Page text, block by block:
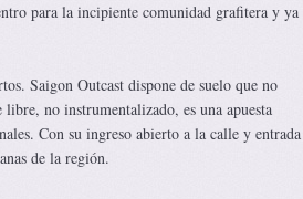
para la incipiente comunidad grafitera y ya
Saigon Outcast dispone de suelo que no
no instrumentalizado, es una apuesta
Con su ingreso abierto a la calle y entrada
de la región.